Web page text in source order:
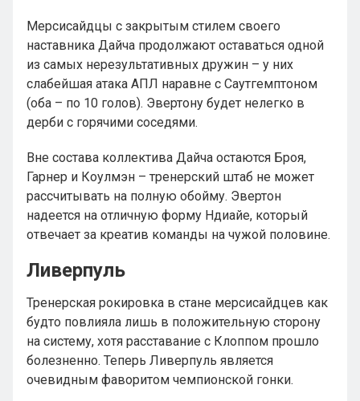
Мерсисайдцы с закрытым стилем своего
наставника Дайча продолжают оставаться одной
из самых нерезультативных дружин – у них
слабейшая атака АПЛ наравне с Саутгемптоном
(оба – по 10 голов). Эвертону будет нелегко в
дерби с горячими соседями.
Вне состава коллектива Дайча остаются Броя,
Гарнер и Коулмэн – тренерский штаб не может
рассчитывать на полную обойму. Эвертон
надеется на отличную форму Ндиайе, который
отвечает за креатив команды на чужой половине.
Ливерпуль
Тренерская рокировка в стане мерсисайдцев как
будто повлияла лишь в положительную сторону
на систему, хотя расставание с Клоппом прошло
болезненно. Теперь Ливерпуль является
очевидным фаворитом чемпионской гонки.